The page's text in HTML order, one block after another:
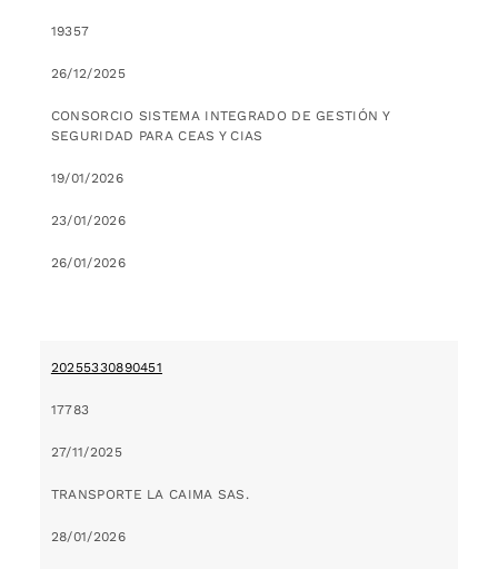
19357
26/12/2025
CONSORCIO SISTEMA INTEGRADO DE GESTIÓN Y
SEGURIDAD PARA CEAS Y CIAS
19/01/2026
23/01/2026
26/01/2026
20255330890451
17783
27/11/2025
TRANSPORTE LA CAIMA SAS.
28/01/2026